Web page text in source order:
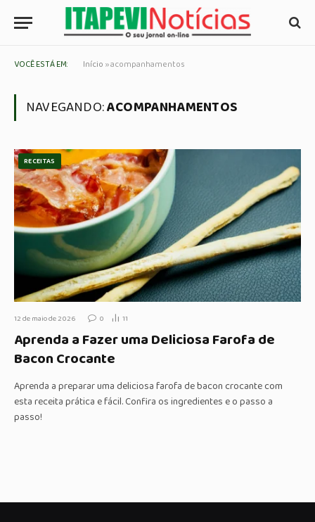
VOCÊ ESTÁ EM: Início »acompanhamentos
NAVEGANDO:ACOMPANHAMENTOS
RECEITAS
12 de maio de 2026 0 11
Aprenda a Fazer uma Deliciosa Farofa de
Bacon Crocante
Aprenda a preparar uma deliciosa farofa de bacon crocante com
esta receita prática e fácil. Confira os ingredientes e o passo a
passo!